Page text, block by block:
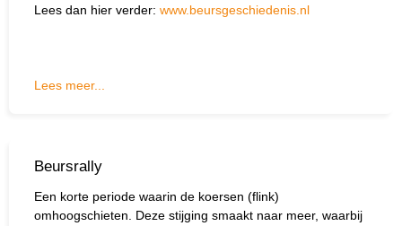
Lees dan hier verder: www.beursgeschiedenis.nl
Lees meer...
Beursrally
Een korte periode waarin de koersen (flink)
omhoogschieten. Deze stijging smaakt naar meer, waarbij